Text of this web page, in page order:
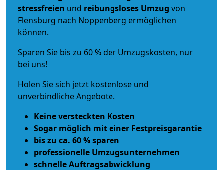
stressfreien und reibungsloses Umzug von
Flensburg nach Noppenberg ermöglichen
können.
Sparen Sie bis zu 60 % der Umzugskosten, nur
bei uns!
Holen Sie sich jetzt kostenlose und
unverbindliche Angebote.
Keine versteckten Kosten
Sogar möglich mit einer Festpreisgarantie
bis zu ca. 60 % sparen
professionelle Umzugsunternehmen
schnelle Auftragsabwicklung